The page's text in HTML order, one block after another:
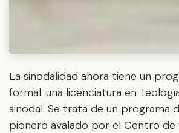
La sinodalidad ahora tiene un
formal: una licenciatura en
sinodal. Se trata de un programa
pionero avalado por el Centro de